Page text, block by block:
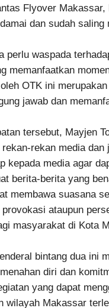
Flyover Makassar,
dan sudah saling
perlu waspada
memanfaatkan
OTK ini
jawab dan
tersebut, Mayjen
rekan media dan
kepada media agar
berita-berita yang
membawa suasana
ataupun
masyarakat di Kota
bintang dua ini
diri dan
yang dapat
wilayah Makassar